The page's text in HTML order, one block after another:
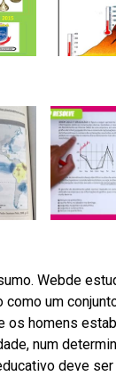
Webde
um
os homens
num
deve